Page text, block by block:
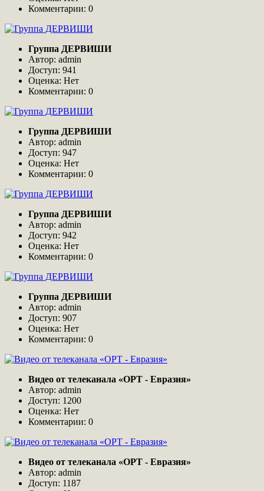
Комментарии: 0
Группа ДЕРВИШИ
Автор: admin
Доступ: 941
Оценка: Нет
Комментарии: 0
Группа ДЕРВИШИ
Автор: admin
Доступ: 947
Оценка: Нет
Комментарии: 0
Группа ДЕРВИШИ
Автор: admin
Доступ: 942
Оценка: Нет
Комментарии: 0
Группа ДЕРВИШИ
Автор: admin
Доступ: 907
Оценка: Нет
Комментарии: 0
Видео от телеканала «ОРТ - Евразия»
Автор: admin
Доступ: 1200
Оценка: Нет
Комментарии: 0
Видео от телеканала «ОРТ - Евразия»
Автор: admin
Доступ: 1187